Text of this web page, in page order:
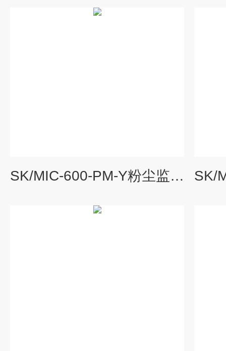
SK/MIC-600-PM-Y粉尘监管报警器厂家 粉尘浓度检测仪